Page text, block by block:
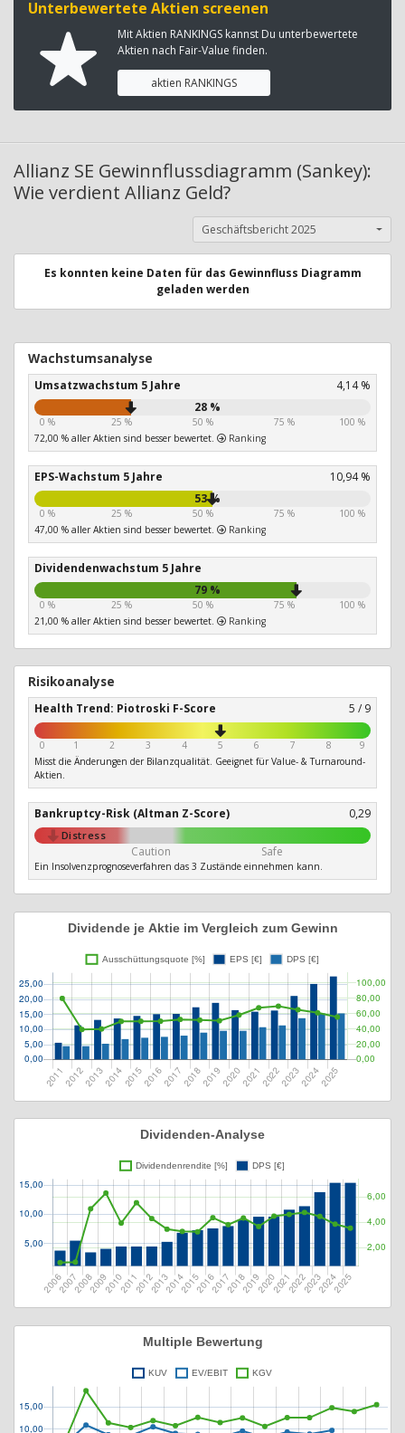
Unterbewertete Aktien screenen
Mit Aktien RANKINGS kannst Du unterbewertete
Aktien nach Fair-Value finden.
aktien RANKINGS
Allianz SE Gewinnflussdiagramm (Sankey):
Wie verdient Allianz Geld?
Geschäftsbericht 2025
Es konnten keine Daten für das Gewinnfluss Diagramm
geladen werden
Wachstumsanalyse
Umsatzwachstum 5 Jahre
4,14 %
28 %
0 % 25 % 50 % 75 %
100 %
72,00 % aller Aktien sind besser bewertet.
Ranking
EPS-Wachstum 5 Jahre
10,94 %
53 %
0 % 25 % 50 % 75 %
100 %
47,00 % aller Aktien sind besser bewertet.
Ranking
Dividendenwachstum 5 Jahre
79 %
0 % 25 % 50 % 75 %
100 %
21,00 % aller Aktien sind besser bewertet.
Ranking
Risikoanalyse
Health Trend: Piotroski F-Score 5 / 9
0 1 2 3 4 5 6 7 8
9
Misst die Änderungen der Bilanzqualität. Geeignet für Value- & Turnaround-
Aktien.
Bankruptcy-Risk (Altman Z-Score) 0,29
Distress
Caution Safe
Ein Insolvenzprognoseverfahren das 3 Zustände einnehmen kann.